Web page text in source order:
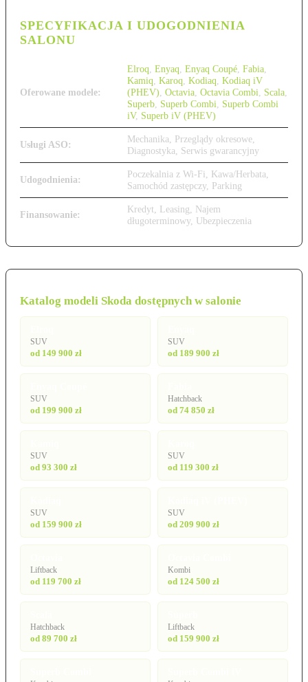
SPECYFIKACJA I UDOGODNIENIA
SALONU
Oferowane modele:
Elroq Enyaq Enyaq Coupé Fabia
Kamiq Karoq Kodiaq Kodiaq iV
(PHEV) Octavia Octavia Combi Scala
Superb Superb Combi
Superb Combi
iV, Superb iV (PHEV)
Usługi ASO:
Mechanika, Przeglądy okresowe,
Diagnostyka, Serwis gwarancyjny
Udogodnienia:
Poczekalnia z Wi-Fi, Kawa/Herbata,
Samochód zastępczy, Parking
Finansowanie:
Kredyt, Leasing, Najem
długoterminowy, Ubezpieczenia
Katalog modeli Skoda dostępnych w salonie
SUV
od 149 900 zł
SUV
od 189 900 zł
SUV
od 199 900 zł
Hatchback
od 74 850 zł
SUV
od 93 300 zł
SUV
od 119 300 zł
SUV
od 159 900 zł
SUV
od 209 900 zł
Liftback
od 119 700 zł
Kombi
od 124 500 zł
Hatchback
od 89 700 zł
Liftback
od 159 900 zł